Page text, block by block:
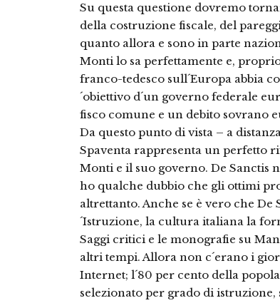
Su questa questione dovremo
della costruzione fiscale, del
quanto allora e sono in parte
Monti lo sa perfettamente e,
franco-tedesco sull´Europa abbia
´obiettivo d´un governo federale
fisco comune e un debito sovrano
Da questo punto di vista – a
Spaventa rappresenta un perfetto
Monti e il suo governo. De Sanctis
ho qualche dubbio che gli ottimi
altrettanto. Anche se è vero che
´Istruzione, la cultura italiana la
Saggi critici e le monografie su
altri tempi. Allora non c´erano i
Internet; l´80 per cento della
selezionato per grado di